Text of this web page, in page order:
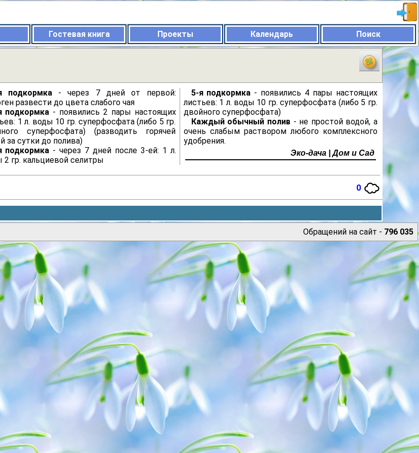
Гостевая книга Проекты Календарь Поиск
подкормка- через 7 дней от первой:
развести до цвета слабого чая
подкормка- появились 2 пары настоящих
1 л. воды 10 гр. суперфосфата (либо 5 гр.
суперфосфата) (разводить горячей
за сутки до полива)
подкормка- через 7 дней после 3-ей: 1 л.
2 гр. кальциевой селитры
5-я подкормка- появились 4 пары настоящих
листьев: 1 л. воды 10 гр. суперфосфата (либо 5 гр.
двойного суперфосфата)
Каждый обычный полив- не простой водой, а
очень слабым раствором любого комплексного
удобрения.
Эко-дача | Дом и Сад
0
Обращений на сайт - 796 035